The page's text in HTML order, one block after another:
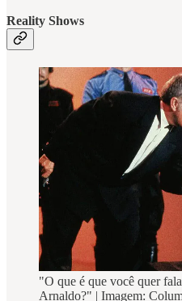
Reality Shows
"O que é que você quer
Arnaldo?" | Imagem: